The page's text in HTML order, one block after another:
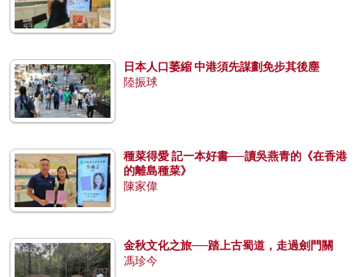
日本人口萎縮 中港須先謀劃免步其後塵
陸振球
種菜得愛 記一本好書──讀吳燕青的《在香港
的離島種菜》
陳家偉
金秋文化之旅──踏上古蜀道，走過劍門關
馮珍今